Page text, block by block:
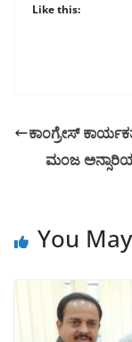
Like this:
ಕಾಂಗ್ರೇಸ್
ಮಂಜ
You